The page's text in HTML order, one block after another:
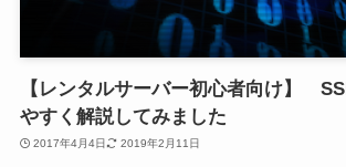
【レンタルサーバー初心者向け】
やすく解説してみました
2017年4月4日 2019年2月11日